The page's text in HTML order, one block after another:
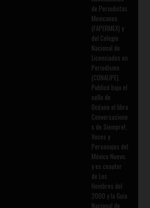
de Periodistas
Mexicanos
(FAPERMEX) y
del Colegio
Nacional de
Licenciados en
Periodismo
(CONALIPE).
Publicó bajo el
sello de
Océano el libro
Conversacione
s de Siempre!,
Voces y
Personajes del
México Nuevo;
y es coautor
de Los
Hombres del
2000 y la Guía
Nacional de